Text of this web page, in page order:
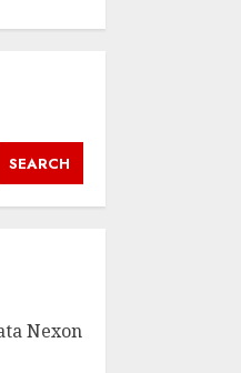
SEARCH
Nexon